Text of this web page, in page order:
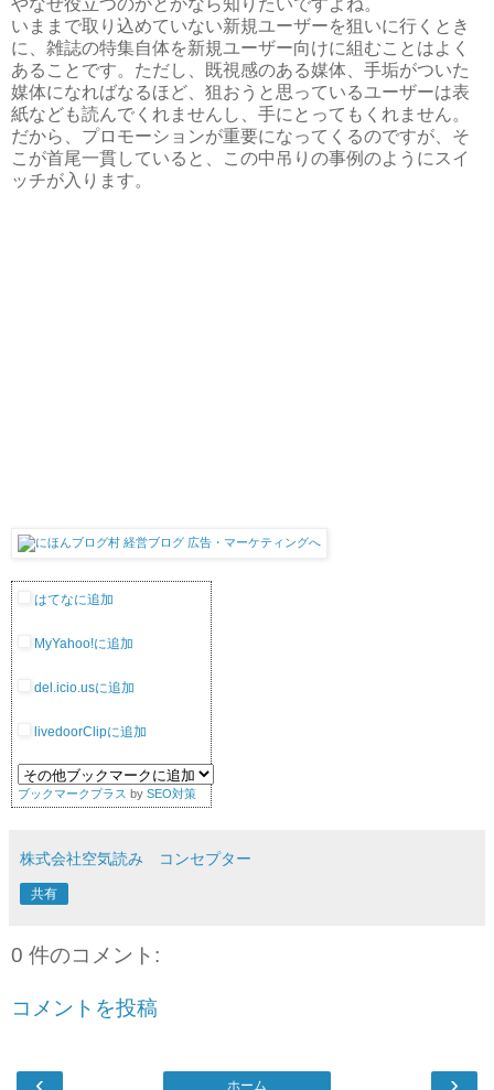
やなぜ役立つのかとかなら知りたいですよね。
いままで取り込めていない新規ユーザーを狙いに行くとき
に、雑誌の特集自体を新規ユーザー向けに組むことはよく
あることです。ただし、既視感のある媒体、手垢がついた
媒体になればなるほど、狙おうと思っているユーザーは表
紙なども読んでくれませんし、手にとってもくれません。
だから、プロモーションが重要になってくるのですが、そ
こが首尾一貫していると、この中吊りの事例のようにスイ
ッチが入ります。
はてなに追加
MyYahoo!に追加
del.icio.usに追加
livedoorClipに追加
ブックマークプラス by SEO対策
株式会社空気読み コンセプター
共有
0 件のコメント:
コメントを投稿
‹ ›
ホーム